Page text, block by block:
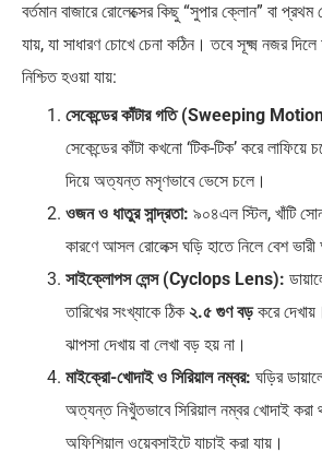
বর্তমান বাজারে রোলেক্সের কিছু “সুপার ক্লোন” বা
যায়, যা সাধারণ চোখে চেনা কঠিন। তবে সূক্ষ্ম নজর
নিশ্চিত হওয়া যায়:
সেকেন্ডের কাঁটার গতি (Sweeping
সেকেন্ডের কাঁটা কখনো ‘টিক-টিক’ করে লাফিয়ে
দিয়ে অত্যন্ত মসৃণভাবে ভেসে চলে।
ওজন ও ধাতুর সান্দ্রতা: ৯০৪এল স্টিল, খাঁটি
কারণে আসল রোলেক্স ঘড়ি হাতে নিলে বেশ
সাইক্লোপস লেন্স (Cyclops Lens):
তারিখের সংখ্যাকে ঠিক ২.৫ গুণ বড়করে
ঝাপসা দেখায় বা লেখা বড় হয় না।
মাইক্রো-খোদাই ও সিরিয়াল নম্বর: ঘড়ির
অত্যন্ত নিখুঁতভাবে সিরিয়াল নম্বর খোদাই করা
অফিশিয়াল ওয়েবসাইটে যাচাই করা যায়।